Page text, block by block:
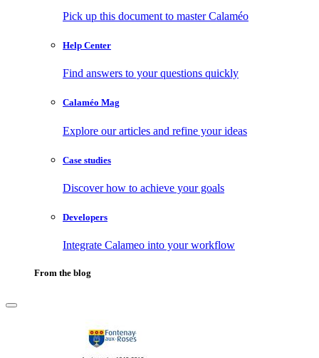
Pick up this document to master Calaméo
Help Center
Find answers to your questions quickly
Calaméo Mag
Explore our articles and refine your ideas
Case studies
Discover how to achieve your goals
Developers
Integrate Calameo into your workflow
From the blog